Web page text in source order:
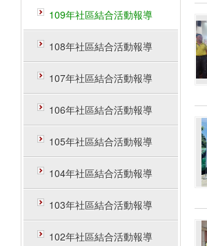
109年社區結合活動報導
108年社區結合活動報導
107年社區結合活動報導
106年社區結合活動報導
105年社區結合活動報導
104年社區結合活動報導
103年社區結合活動報導
102年社區結合活動報導